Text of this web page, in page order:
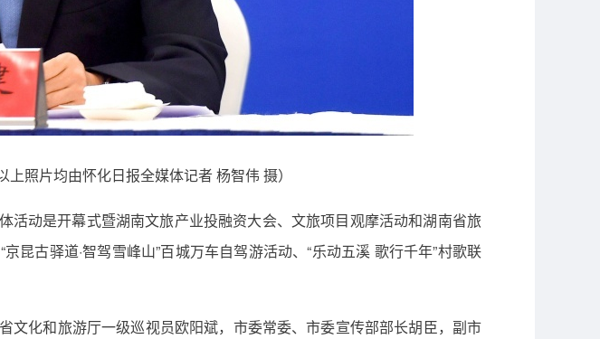
照片均由怀化日报全媒体记者 杨智伟 摄）
活动是开幕式暨湖南文旅产业投融资大会、文旅项目观摩活动和湖南省旅
古驿道·智驾雪峰山”百城万车自驾游活动、“乐动五溪 歌行千年”村歌联
化和旅游厅一级巡视员欧阳斌，市委常委、市委宣传部部长胡臣，副市